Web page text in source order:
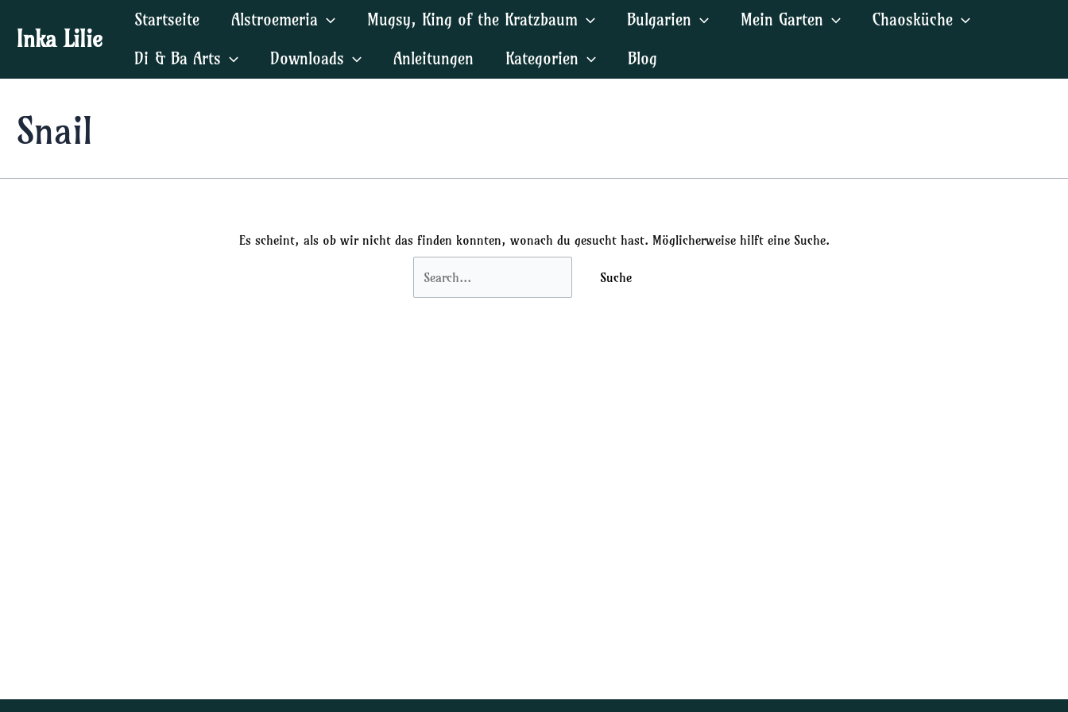
Inhalt
springen
Inka Lilie
Startseite Alstroemeria Mugsy, King of the Kratzbaum Bulgarien Mein Garten
Chaosküche
Di & Ba Arts
Downloads Anleitungen Kategorien Blog
Snail
Es scheint, als ob wir nicht das finden konnten, wonach du gesucht hast. Möglicherweise hilft eine Suche.
Suchen
nach: